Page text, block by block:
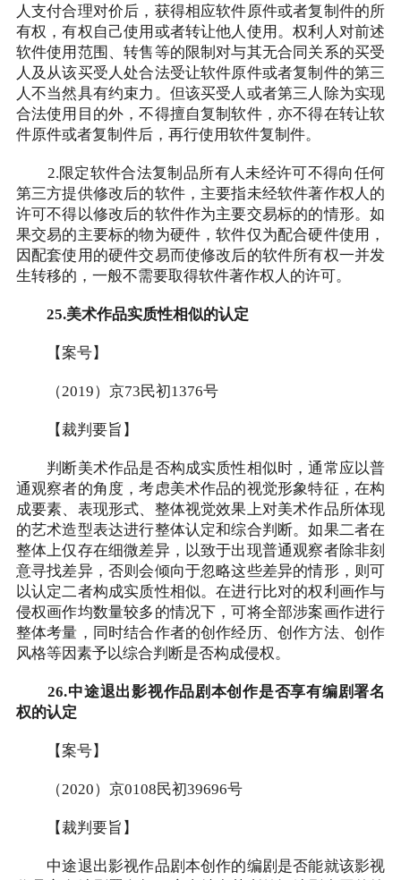
人支付合理对价后，获得相应软件原件或者复制件的所
有权，有权自己使用或者转让他人使用。权利人对前述
软件使用范围、转售等的限制对与其无合同关系的买受
人及从该买受人处合法受让软件原件或者复制件的第三
人不当然具有约束力。但该买受人或者第三人除为实现
合法使用目的外，不得擅自复制软件，亦不得在转让软
件原件或者复制件后，再行使用软件复制件。
2.限定软件合法复制品所有人未经许可不得向任何
第三方提供修改后的软件，主要指未经软件著作权人的
许可不得以修改后的软件作为主要交易标的的情形。如
果交易的主要标的物为硬件，软件仅为配合硬件使用，
因配套使用的硬件交易而使修改后的软件所有权一并发
生转移的，一般不需要取得软件著作权人的许可。
25.美术作品实质性相似的认定
【案号】
（2019）京73民初1376号
【裁判要旨】
判断美术作品是否构成实质性相似时，通常应以普
通观察者的角度，考虑美术作品的视觉形象特征，在构
成要素、表现形式、整体视觉效果上对美术作品所体现
的艺术造型表达进行整体认定和综合判断。如果二者在
整体上仅存在细微差异，以致于出现普通观察者除非刻
意寻找差异，否则会倾向于忽略这些差异的情形，则可
以认定二者构成实质性相似。在进行比对的权利画作与
侵权画作均数量较多的情况下，可将全部涉案画作进行
整体考量，同时结合作者的创作经历、创作方法、创作
风格等因素予以综合判断是否构成侵权。
26.中途退出影视作品剧本创作是否享有编剧署名
权的认定
【案号】
（2020）京0108民初39696号
【裁判要旨】
中途退出影视作品剧本创作的编剧是否能就该影视